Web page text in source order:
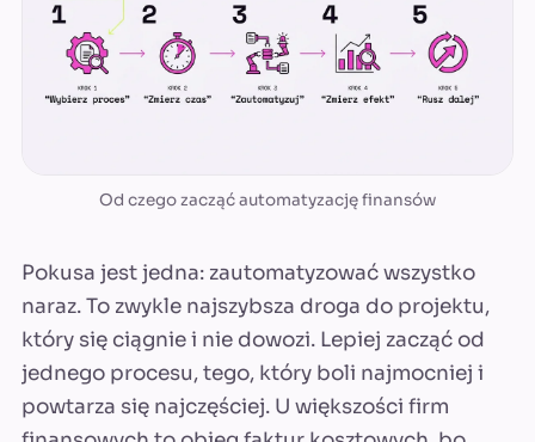
Od czego zacząć automatyzację finansów
Pokusa jest jedna: zautomatyzować wszystko
naraz. To zwykle najszybsza droga do projektu,
który się ciągnie i nie dowozi. Lepiej zacząć od
jednego procesu, tego, który boli najmocniej i
powtarza się najczęściej. U większości firm